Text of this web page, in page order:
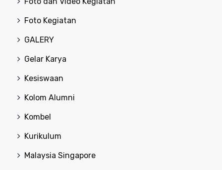
Foto Kegiatan
GALERY
Gelar Karya
Kesiswaan
Kolom Alumni
Kombel
Kurikulum
Malaysia Singapore